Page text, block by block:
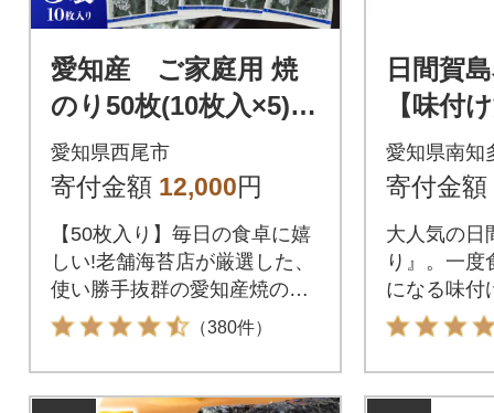
愛知産 ご家庭用 焼
のり50枚(10枚入×5)・
Y078-12
愛知県西尾市
寄付金額 12,000円
【50枚入り】毎日の食卓に嬉
しい!老舗海苔店が厳選した、
使い勝手抜群の愛知産焼のり5
袋セット
（380件）
日間賀
【味付
り(1箱)
愛知県南知
寄付金額
大人気の日
り』。一度
になる味付
たまりませ